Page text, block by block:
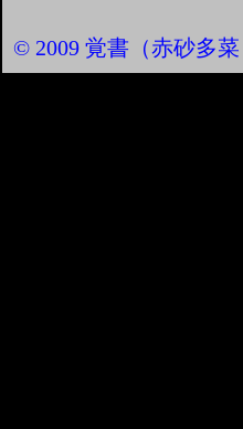
© 2009 覚書（赤砂多